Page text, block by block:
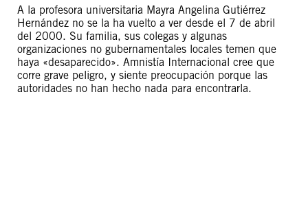
A la profesora universitaria Mayra Angelina Gutiérrez
Hernández no se la ha vuelto a ver desde el 7 de abril
del 2000. Su familia, sus colegas y algunas
organizaciones no gubernamentales locales temen que
haya «desaparecido». Amnistía Internacional cree que
corre grave peligro, y siente preocupación porque las
autoridades no han hecho nada para encontrarla.